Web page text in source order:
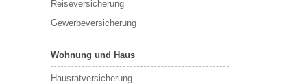
Reiseversicherung
Gewerbeversicherung
Wohnung und Haus
Hausratversicherung